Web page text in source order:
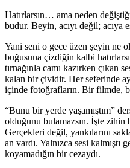
Hatırlarsın… ama neden
budur. Beyin, acıyı değil; acıya
Yani seni o gece üzen şeyin ne
buğusuna çizdiğin kalbi
tırnağınla camı kazırken çıkan
kalan bir çividir. Her seferinde
içinde fotoğrafların. Bir filmde,
“Bunu bir yerde yaşamıştım”
olduğunu bulamazsın. İşte zihin
Gerçekleri değil, yankılarını
an vardı. Yalnızca sesi
koyamadığın bir cezaydı.